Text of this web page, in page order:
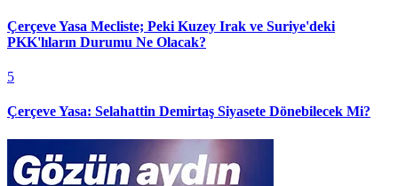
Çerçeve Yasa Mecliste; Peki Kuzey Irak ve Suriye'deki
PKK'lıların Durumu Ne Olacak?
5
Çerçeve Yasa: Selahattin Demirtaş Siyasete Dönebilecek Mi?